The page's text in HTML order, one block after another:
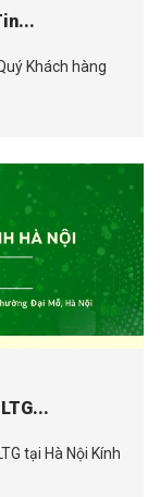
Khách hàng
tại Hà Nội Kính